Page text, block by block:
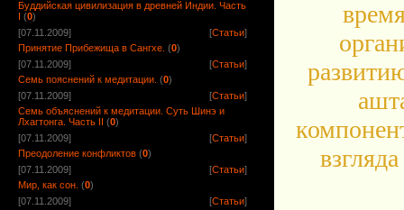
Буддийская цивилизация в древней Индии. Часть
I (0)
[07.11.2009]
[Статьи]
Принятие Прибежища в Сангхе. (0)
[07.11.2009]
[Статьи]
Семь пояснений к медитации. (0)
[07.11.2009]
[Статьи]
Семь объяснений к медитации. Суть Шинэ и
Лхагтонга. Часть II (0)
[07.11.2009]
[Статьи]
Преодоление конфликтов (0)
[07.11.2009]
[Статьи]
Мир, как сон. (0)
[07.11.2009]
[Статьи]